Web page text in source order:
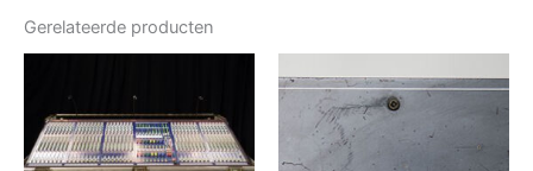
Gerelateerde producten